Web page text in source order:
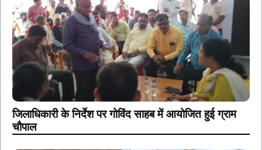
जिलाधिकारी के निर्देश पर गोविंद साहब में आयोजित हुई ग्राम
चौपाल